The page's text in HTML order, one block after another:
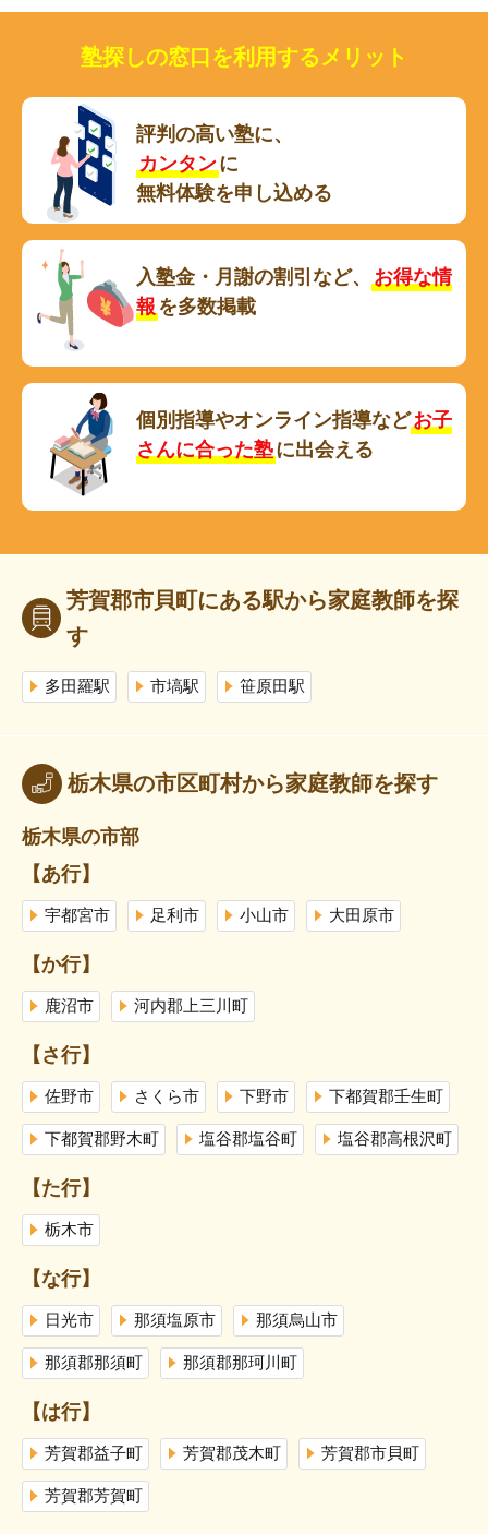
塾探しの窓口を利用するメリット
評判の高い塾に、
カンタンに
無料体験を申し込める
入塾金・月謝の割引など、
お得な情
報を多数掲載
個別指導やオンライン指導などお子
さんに合った塾に出会える
芳賀郡市貝町にある駅から家庭教師を探
す
多田羅駅 市塙駅 笹原田駅
栃木県の市区町村から家庭教師を探す
栃木県の市部
【あ行】
宇都宮市 足利市 小山市 大田原市
【か行】
鹿沼市 河内郡上三川町
【さ行】
佐野市 さくら市 下野市 下都賀郡壬生町
下都賀郡野木町 塩谷郡塩谷町 塩谷郡高根沢町
【た行】
栃木市
【な行】
日光市 那須塩原市 那須烏山市
那須郡那須町 那須郡那珂川町
【は行】
芳賀郡益子町 芳賀郡茂木町 芳賀郡市貝町
芳賀郡芳賀町